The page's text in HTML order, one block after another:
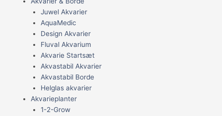
Juwel Akvarier
AquaMedic
Design Akvarier
Fluval Akvarium
Akvarie Startsæt
Akvastabil Akvarier
Akvastabil Borde
Helglas akvarier
Akvarieplanter
1-2-Grow